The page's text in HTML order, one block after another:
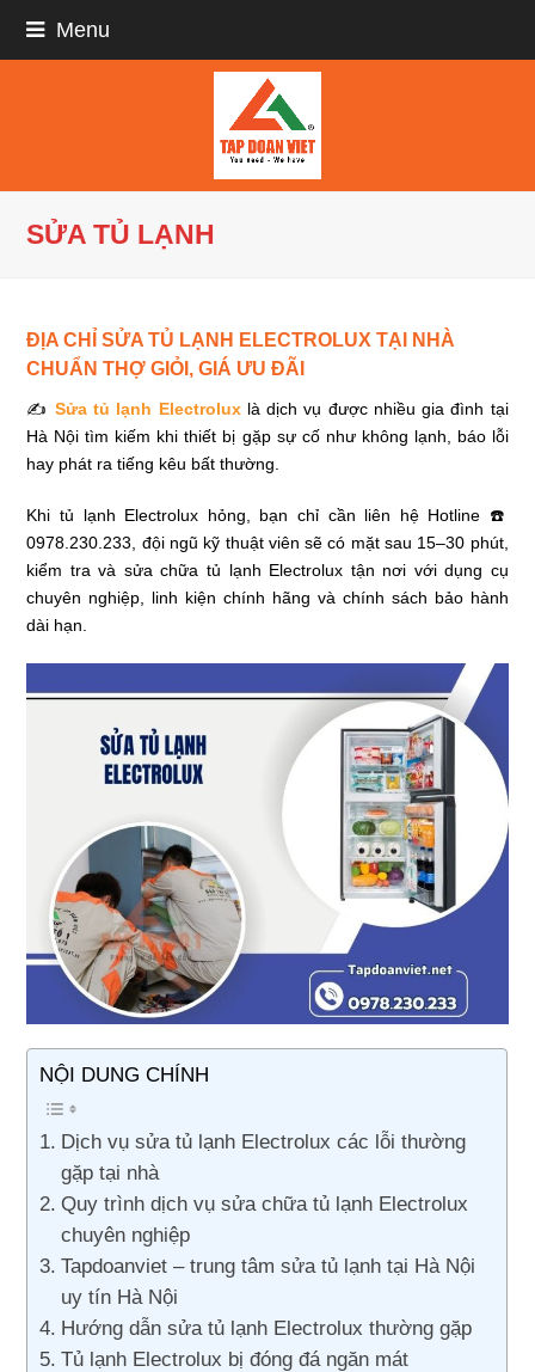
Menu
SỬA TỦ LẠNH
ĐỊA CHỈ SỬA TỦ LẠNH ELECTROLUX TẠI NHÀ
CHUẨN THỢ GIỎI, GIÁ ƯU ĐÃI
✍ Sửa tủ lạnh Electroluxlà dịch vụ được nhiều gia đình tại
Hà Nội tìm kiếm khi thiết bị gặp sự cố như không lạnh, báo lỗi
hay phát ra tiếng kêu bất thường.
Khi tủ lạnh Electrolux hỏng, bạn chỉ cần liên hệ Hotline ☎️
0978.230.233, đội ngũ kỹ thuật viên sẽ có mặt sau 15–30 phút,
kiểm tra và sửa chữa tủ lạnh Electrolux tận nơi với dụng cụ
chuyên nghiệp, linh kiện chính hãng và chính sách bảo hành
dài hạn.
NỘI DUNG CHÍNH
Dịch vụ sửa tủ lạnh Electrolux các lỗi thường
gặp tại nhà
Quy trình dịch vụ sửa chữa tủ lạnh Electrolux
chuyên nghiệp
Tapdoanviet – trung tâm sửa tủ lạnh tại Hà Nội
uy tín Hà Nội
Hướng dẫn sửa tủ lạnh Electrolux thường gặp
Tủ lạnh Electrolux bị đóng đá ngăn mát